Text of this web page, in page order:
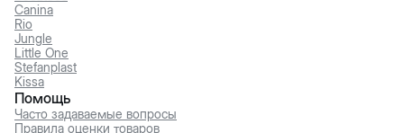
Canina
Rio
Jungle
Little One
Stefanplast
Kissa
Помощь
Часто задаваемые вопросы
Правила оценки товаров